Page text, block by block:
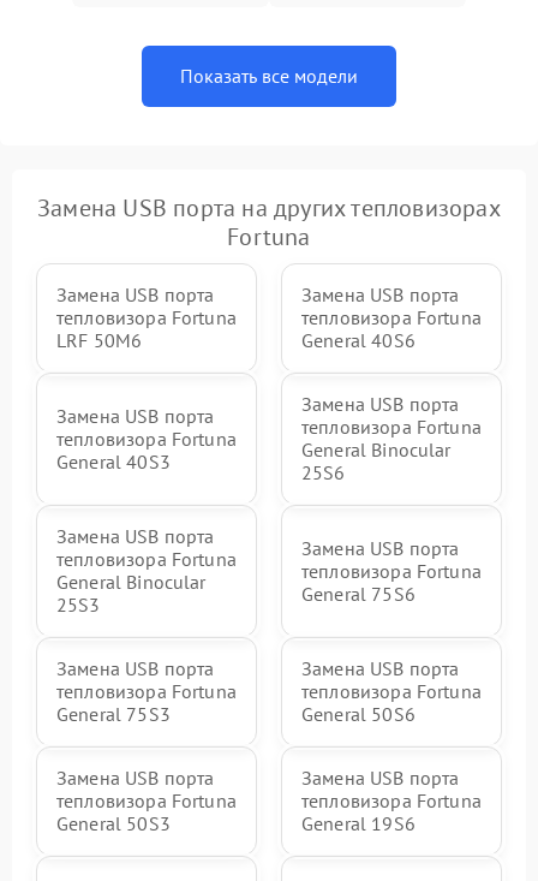
Показать все модели
Замена USB порта на других тепловизорах
Fortuna
Замена USB порта
тепловизора Fortuna
LRF 50M6
Замена USB порта
тепловизора Fortuna
General 40S6
Замена USB порта
тепловизора Fortuna
General 40S3
Замена USB порта
тепловизора Fortuna
General Binocular
25S6
Замена USB порта
тепловизора Fortuna
General Binocular
25S3
Замена USB порта
тепловизора Fortuna
General 75S6
Замена USB порта
тепловизора Fortuna
General 75S3
Замена USB порта
тепловизора Fortuna
General 50S6
Замена USB порта
тепловизора Fortuna
General 50S3
Замена USB порта
тепловизора Fortuna
General 19S6